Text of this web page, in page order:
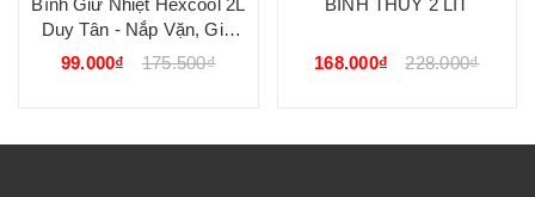
Bình Giữ Nhiệt Hexcool 2L
Duy Tân - Nắp Vặn, Giữ
Lạnh Nhiều Giờ, Quai
99.000₫ 175.500₫
BÌNH THỦY 2 LÍT
168.000₫ 228.000₫